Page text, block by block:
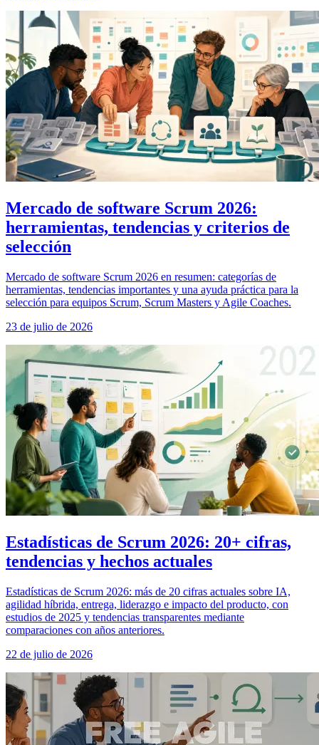
Mercado de software Scrum 2026:
herramientas, tendencias y criterios de
selección
Mercado de software Scrum 2026 en resumen: categorías de
herramientas, tendencias importantes y una ayuda práctica para la
selección para equipos Scrum, Scrum Masters y Agile Coaches.
23 de julio de 2026
Estadísticas de Scrum 2026: 20+ cifras,
tendencias y hechos actuales
Estadísticas de Scrum 2026: más de 20 cifras actuales sobre IA,
agilidad híbrida, entrega, liderazgo e impacto del producto, con
estudios de 2025 y tendencias transparentes mediante
comparaciones con años anteriores.
22 de julio de 2026